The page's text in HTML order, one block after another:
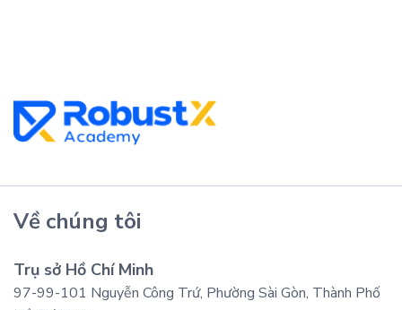
Về chúng tôi
Trụ sở Hồ Chí Minh
97-99-101 Nguyễn Công Trứ, Phường Sài Gòn, Thành Phố